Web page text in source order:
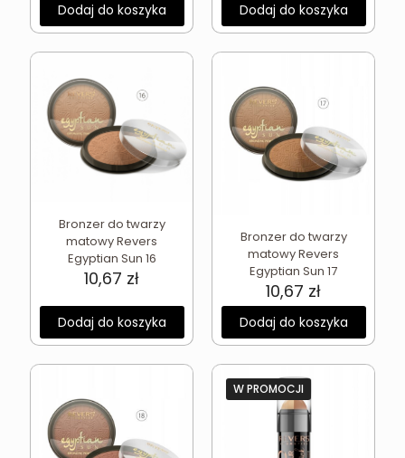
Dodaj do koszyka Dodaj do koszyka
Bronzer do twarzy
matowy Revers
Egyptian Sun 16
10,67 zł
Dodaj do koszyka
Bronzer do twarzy
matowy Revers
Egyptian Sun 17
10,67 zł
Dodaj do koszyka
W PROMOCJI